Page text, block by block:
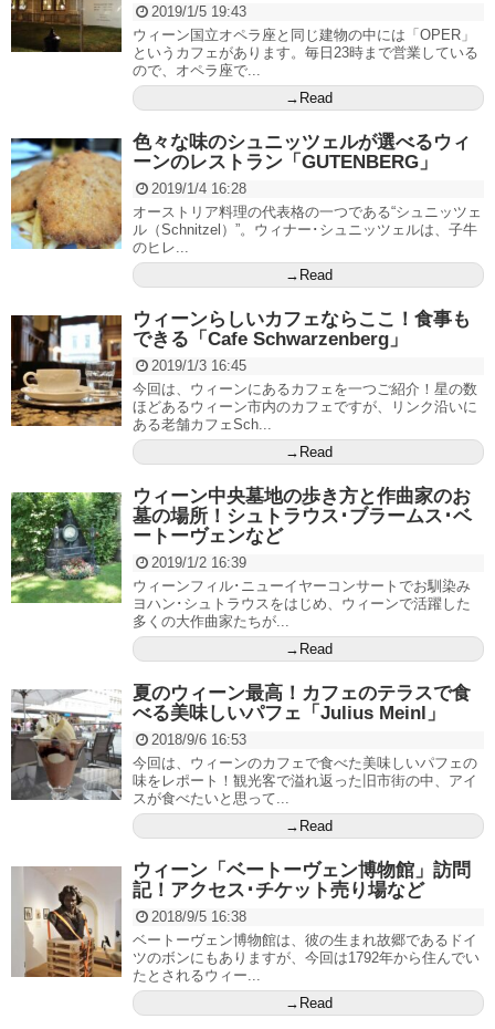
2019/1/5 19:43
ウィーン国立オペラ座と同じ建物の中には「OPER」
というカフェがあります。毎日23時まで営業している
ので、オペラ座で...
→Read
色々な味のシュニッツェルが選べるウィ
ーンのレストラン「GUTENBERG」
2019/1/4 16:28
オーストリア料理の代表格の一つである“シュニッツェ
ル（Schnitzel）”。ウィナー･シュニッツェルは、子牛
のヒレ...
→Read
ウィーンらしいカフェならここ！食事も
できる「Cafe Schwarzenberg」
2019/1/3 16:45
今回は、ウィーンにあるカフェを一つご紹介！星の数
ほどあるウィーン市内のカフェですが、リンク沿いに
ある老舗カフェSch...
→Read
ウィーン中央墓地の歩き方と作曲家のお
墓の場所！シュトラウス･ブラームス･ベ
ートーヴェンなど
2019/1/2 16:39
ウィーンフィル･ニューイヤーコンサートでお馴染み
ヨハン･シュトラウスをはじめ、ウィーンで活躍した
多くの大作曲家たちが...
→Read
夏のウィーン最高！カフェのテラスで食
べる美味しいパフェ「Julius Meinl」
2018/9/6 16:53
今回は、ウィーンのカフェで食べた美味しいパフェの
味をレポート！観光客で溢れ返った旧市街の中、アイ
スが食べたいと思って...
→Read
ウィーン「ベートーヴェン博物館」訪問
記！アクセス･チケット売り場など
2018/9/5 16:38
ベートーヴェン博物館は、彼の生まれ故郷であるドイ
ツのボンにもありますが、今回は1792年から住んでい
たとされるウィー...
→Read